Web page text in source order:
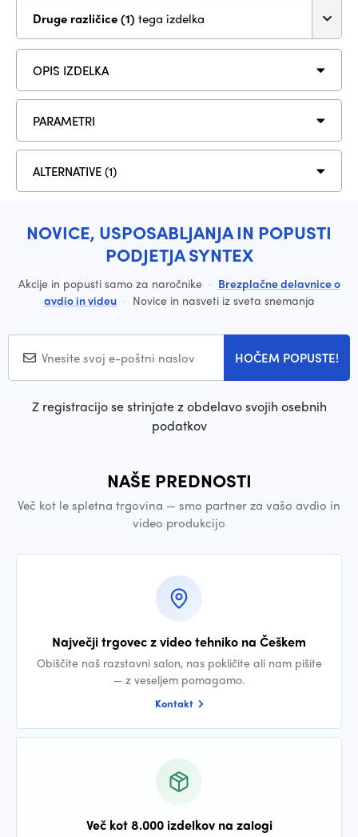
Druge različice (1) tega izdelka
OPIS IZDELKA
PARAMETRI
ALTERNATIVE (1)
NOVICE, USPOSABLJANJA IN POPUSTI
PODJETJA SYNTEX
Akcije in popusti samo za naročnike · Brezplačne delavnice o
avdio in videu · Novice in nasveti iz sveta snemanja
HOČEM POPUSTE!
Z registracijo se strinjate z obdelavo svojih osebnih
podatkov
NAŠE PREDNOSTI
Več kot le spletna trgovina — smo partner za vašo avdio in
video produkcijo
Največji trgovec z video tehniko na Češkem
Obiščite naš razstavni salon, nas pokličite ali nam pišite
— z veseljem pomagamo.
Kontakt
Več kot 8.000 izdelkov na zalogi